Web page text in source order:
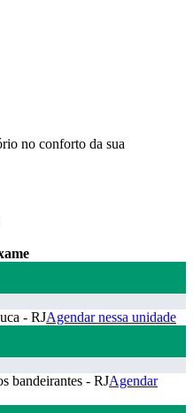
no conforto da sua
- RJAgendar nessa unidade
bandeirantes - RJAgendar